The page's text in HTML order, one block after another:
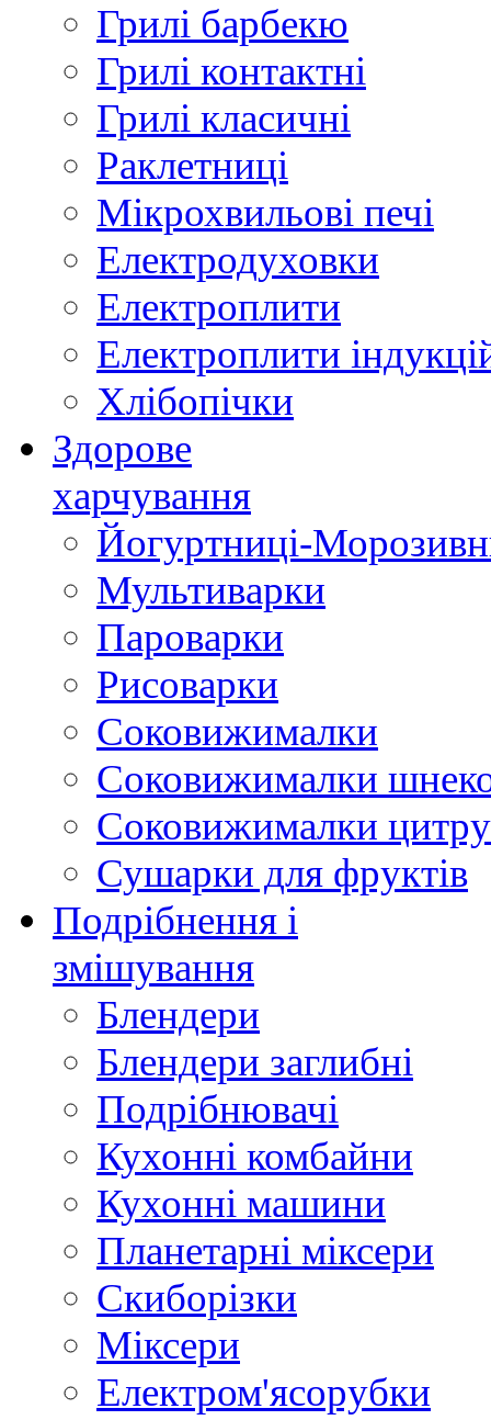
Грилі барбекю
Грилі контактні
Грилі класичні
Раклетниці
Мікрохвильові печі
Електродуховки
Електроплити
Електроплити
Хлібопічки
Здорове
харчування
Йогуртниці-
Мультиварки
Пароварки
Рисоварки
Соковижималки
Соковижималки
Соковижималки
Сушарки для фруктів
Подрібнення і
змішування
Блендери
Блендери заглибні
Подрібнювачі
Кухонні комбайни
Кухонні машини
Планетарні міксери
Скиборізки
Міксери
Електром'ясорубки